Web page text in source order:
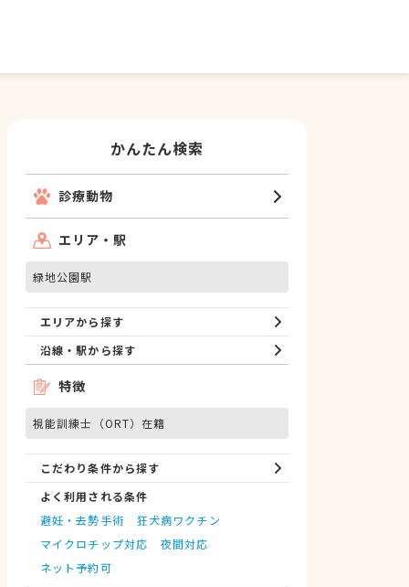
かんたん検索
診療動物
エリア・駅
緑地公園駅
エリアから探す
沿線・駅から探す
特徴
視能訓練士（ORT）在籍
こだわり条件から探す
よく利用される条件
避妊・去勢手術
狂犬病ワクチン
マイクロチップ対応
夜間対応
ネット予約可